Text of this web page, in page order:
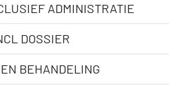
ADMINISTRATIE
DOSSIER
BEHANDELING